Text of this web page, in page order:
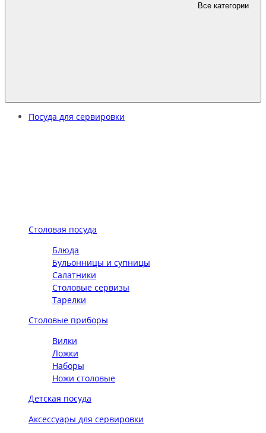
Все категории
Посуда для сервировки
Столовая посуда
Блюда
Бульонницы и супницы
Салатники
Столовые сервизы
Тарелки
Столовые приборы
Вилки
Ложки
Наборы
Ножи столовые
Детская посуда
Аксессуары для сервировки